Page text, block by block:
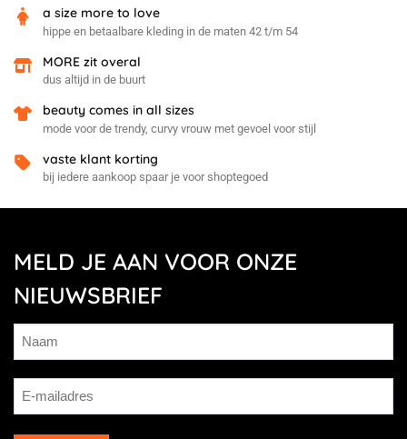
a size more to love
hippe en betaalbare kleding in de maten 42 t/m 54
MORE zit overal
dus altijd in de buurt
beauty comes in all sizes
mode voor de trendy, curvy vrouw met gevoel voor stijl
vaste klant korting
bij iedere aankoop spaar je voor shoptegoed
MELD JE AAN VOOR ONZE
NIEUWSBRIEF